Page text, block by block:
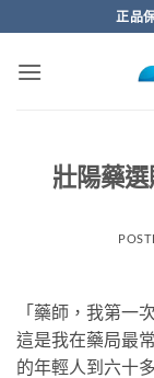
轉
正品
壯陽藥
「藥師，我第一
這是我在藥局最
的年輕人到六十